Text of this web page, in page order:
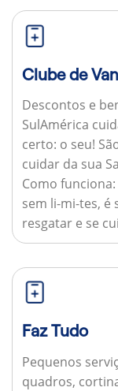
Clube de
Descontos e
SulAmérica
certo: o seu!
cuidar da sua
Como funciona:
sem li-mi-tes, é
resgatar e se
Faz Tudo
Pequenos
quadros,